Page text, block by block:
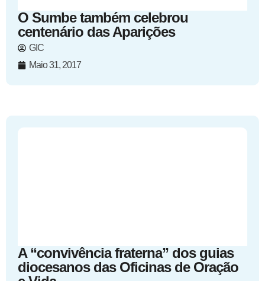
O Sumbe também celebrou
centenário das Aparições
GIC
Maio 31, 2017
A “convivência fraterna” dos guias
diocesanos das Oficinas de Oração